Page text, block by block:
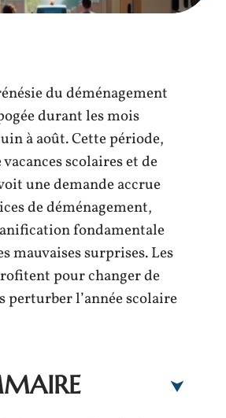
du déménagement
durant les mois
à août. Cette période,
scolaires et de
une demande accrue
de déménagement,
fondamentale
mauvaises surprises. Les
pour changer de
perturber l’année scolaire